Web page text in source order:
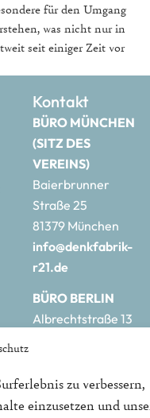
zu verbessern,
einzusetzen und
für den Umgang
was nicht nur in
seit einiger Zeit vor
Kontakt
BÜRO MÜNCHEN
(SITZ DES
VEREINS)
Baierbrunner
Straße 25
81379 München
info@denkfabrik-
r21.de
BÜRO BERLIN
Albrechtstraße 13
r21.de